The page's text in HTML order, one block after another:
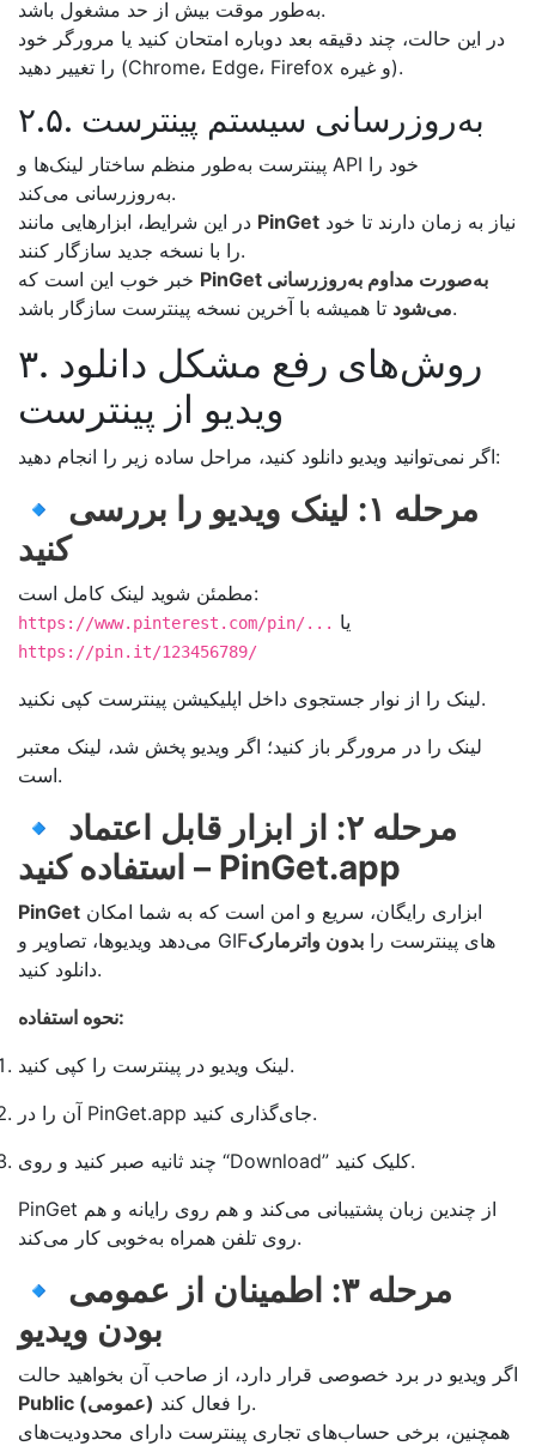
به‌طور موقت بیش از حد مشغول باشد.
در این حالت، چند دقیقه بعد دوباره امتحان کنید یا مرورگر خود
را تغییر دهید (Chrome، Edge، Firefox و غیره).
۲.۵. به‌روزرسانی سیستم پینترست
پینترست به‌طور منظم ساختار لینک‌ها و API خود را
به‌روزرسانی می‌کند.
PinGet
را با نسخه جدید سازگار کنند.
PinGet به‌صورت مداوم به‌روزرسانی
می‌شودتا همیشه با آخرین نسخه پینترست سازگار باشد.
۳. روش‌های رفع مشکل دانلود
ویدیو از پینترست
اگر نمی‌توانید ویدیو دانلود کنید، مراحل ساده زیر را انجام دهید:
🔹 مرحله ۱: لینک ویدیو را بررسی
کنید
مطمئن شوید لینک کامل است:
https://www.pinterest.com/pin/... یا
https://pin.it/123456789/
لینک را از نوار جستجوی داخل اپلیکیشن پینترست کپی نکنید.
لینک را در مرورگر باز کنید؛ اگر ویدیو پخش شد، لینک معتبر
است.
🔹 مرحله ۲: از ابزار قابل اعتماد
استفاده کنید – PinGet.app
PinGet
می‌دهد ویدیوها، تصاویر و GIF‌های پینترست را بدون واترمارک
دانلود کنید.
نحوه استفاده:
لینک ویدیو در پینترست را کپی کنید.
آن را در PinGet.app جای‌گذاری کنید.
چند ثانیه صبر کنید و روی “Download” کلیک کنید.
PinGet از چندین زبان پشتیبانی می‌کند و هم روی رایانه و هم
روی تلفن همراه به‌خوبی کار می‌کند.
🔹 مرحله ۳: اطمینان از عمومی
بودن ویدیو
اگر ویدیو در برد خصوصی قرار دارد، از صاحب آن بخواهید حالت
Public (عمومی)
را فعال کند.
همچنین، برخی حساب‌های تجاری پینترست دارای محدودیت‌های